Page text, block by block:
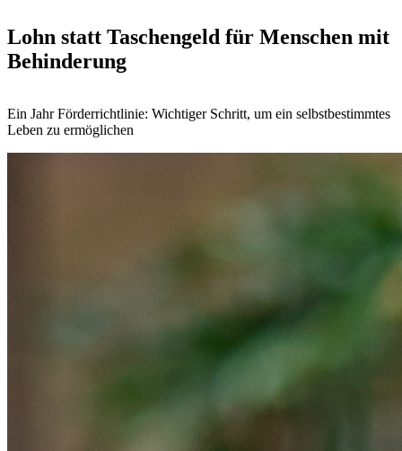
Lohn statt Taschengeld für Menschen mit
Behinderung
Ein Jahr Förderrichtlinie: Wichtiger Schritt, um ein selbstbestimmtes
Leben zu ermöglichen